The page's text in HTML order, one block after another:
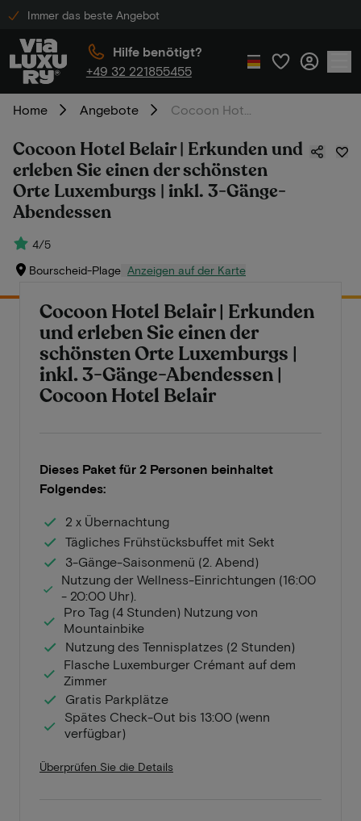
Immer das beste Angebot
Hilfe benötigt?
+49 32 221855455
Home Angebote
Cocoon Hotel Belair | Erkunden und
erleben Sie einen der schönsten
Orte Luxemburgs | inkl. 3-Gänge-
Abendessen
4/5
Bourscheid-Plage Anzeigen auf der Karte
Cocoon Hotel Belair | Erkunden
und erleben Sie einen der
schönsten Orte Luxemburgs |
inkl. 3-Gänge-Abendessen |
Cocoon Hotel Belair
Dieses Paket für 2 Personen beinhaltet
Folgendes:
2 x Übernachtung
Tägliches Frühstücksbuffet mit Sekt
3-Gänge-Saisonmenü (2. Abend)
Nutzung der Wellness-Einrichtungen (16:00
- 20:00 Uhr).
Pro Tag (4 Stunden) Nutzung von
Mountainbike
Nutzung des Tennisplatzes (2 Stunden)
Flasche Luxemburger Crémant auf dem
Zimmer
Gratis Parkplätze
Spätes Check-Out bis 13:00 (wenn
verfügbar)
Überprüfen Sie die Details